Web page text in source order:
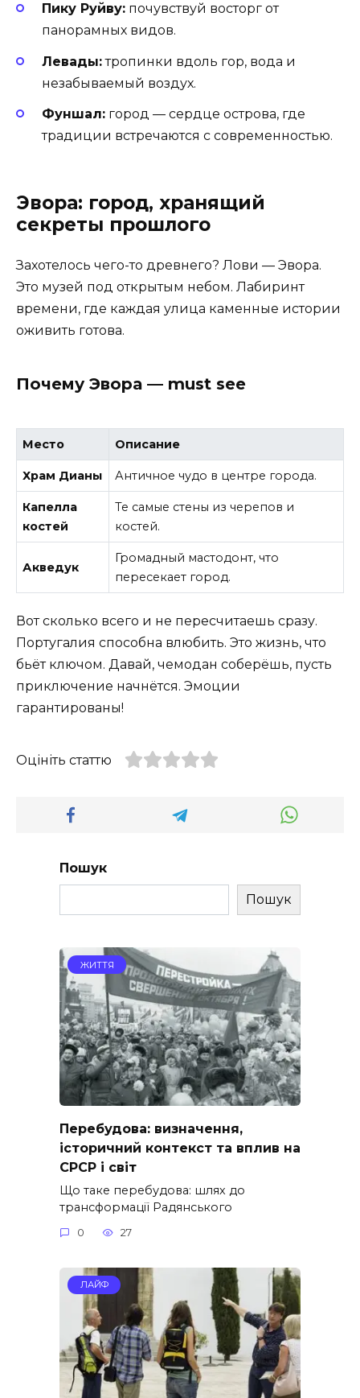
Пику Руйву: почувствуй восторг от
панорамных видов.
Левады:тропинки вдоль гор, вода и
незабываемый воздух.
Фуншал: город — сердце острова, где
традиции встречаются с современностью.
Эвора: город, хранящий
секреты прошлого
Захотелось чего-то древнего? Лови — Эвора.
Это музей под открытым небом. Лабиринт
времени, где каждая улица каменные истории
оживить готова.
Почему Эвора — must see
Место Описание
Храм Дианы Античное чудо в центре города.
Капелла
костей
Те самые стены из черепов и
костей.
Акведук
Громадный мастодонт, что
пересекает город.
Вот сколько всего и не пересчитаешь сразу.
Португалия способна влюбить. Это жизнь, что
бьёт ключом. Давай, чемодан соберёшь, пусть
приключение начнётся. Эмоции
гарантированы!
Оцініть статтю
Пошук
Пошук
ЖИТТЯ
Перебудова: визначення,
історичний контекст та вплив на
СРСР і світ
Що таке перебудова: шлях до
трансформації Радянського
0 27
ЛАЙФ